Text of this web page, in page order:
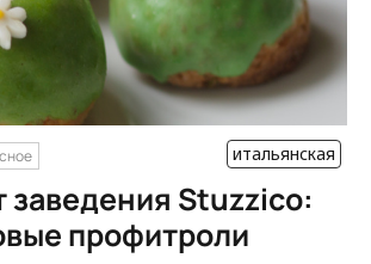
итальянская
заведения Stuzzico:
профитроли